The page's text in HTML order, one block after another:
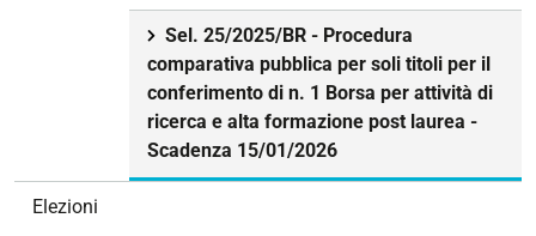
Sel. 25/2025/BR - Procedura
comparativa pubblica per soli titoli per il
conferimento di n. 1 Borsa per attività di
ricerca e alta formazione post laurea -
Scadenza 15/01/2026
Elezioni